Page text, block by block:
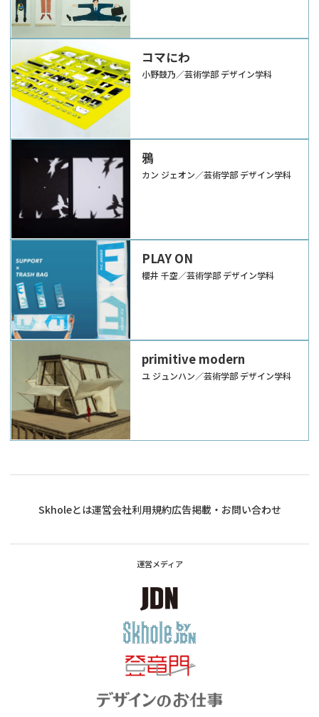
コマにわ
小野鼓乃／芸術学部 デザイン学科
鴉
カン ジェオン／芸術学部 デザイン学科
PLAY ON
櫻井 千空／芸術学部 デザイン学科
primitive modern
ユ ジュンハン／芸術学部 デザイン学科
Skholeとは運営会社利用規約広告掲載・お問い合わせ
運営メディア